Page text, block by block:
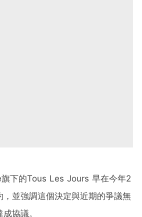
下的Tous Les Jours 早在今年2
，並強調這個決定與近期的爭議無
協議。